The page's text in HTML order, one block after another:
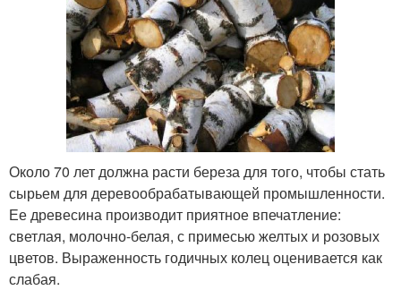
Около 70 лет должна расти береза для того, чтобы стать
сырьем для деревообрабатывающей промышленности.
Ее древесина производит приятное впечатление:
светлая, молочно-белая, с примесью желтых и розовых
цветов. Выраженность годичных колец оценивается как
слабая.